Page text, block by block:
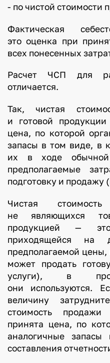
- по чистой стоимости
Фактическая
это оценка при
всех понесенных
Расчет ЧСП для
отличается.
Так, чистая
и готовой
цена, по которой
запасы в том виде, в
их в ходе обычной
предполагаемые
подготовку и
Чистая
не являющихся
продукцией —
приходящейся на
предполагаемой цены,
может продать
услуги), в
они используются.
величину
стоимость
принята цена, по
аналогичные
составления